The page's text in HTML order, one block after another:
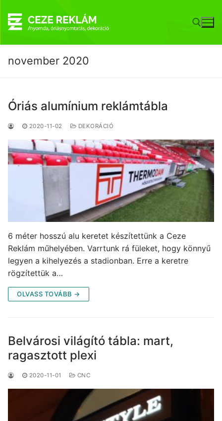
tartalomra
november 2020
Óriás alumínium reklámtábla
2020-11-02 DEKORÁCIÓ
6 méter hosszú alu keretet készítettünk a Ceze
Reklám műhelyében. Varrtunk rá füleket, hogy könnyű
legyen a kihelyezés a stadionban. Erre a keretre
rögzítettük a…
OLVASS TOVÁBB →
Belvárosi világító tábla: mart,
ragasztott plexi
2020-11-01 CNC